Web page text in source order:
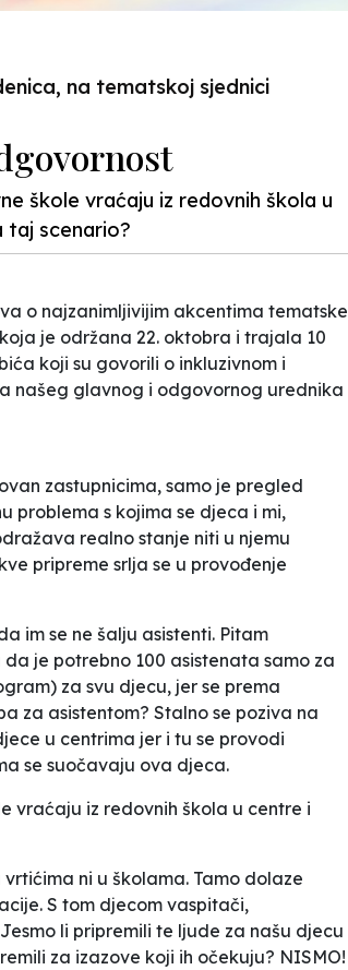
na tematskoj sjednici
škole vraćaju iz redovnih škola u
taj scenario?
o najzanimljivijim akcentima tematske
je održana 22. oktobra i trajala 10
koji su govorili o inkluzivnom i
našeg glavnog i odgovornog urednika
zastupnicima, samo je pregled
problema s kojima se djeca i mi,
realno stanje niti u njemu
pripreme srlja se u provođenje
im se ne šalju asistenti. Pitam
je potrebno 100 asistenata samo za
za svu djecu, jer se prema
za asistentom? Stalno se poziva na
u centrima jer i tu se provodi
se suočavaju ova djeca.
vraćaju iz redovnih škola u centre i
ni u školama. Tamo dolaze
S tom djecom vaspitači,
li pripremili te ljude za našu djecu
za izazove koji ih očekuju? NISMO!